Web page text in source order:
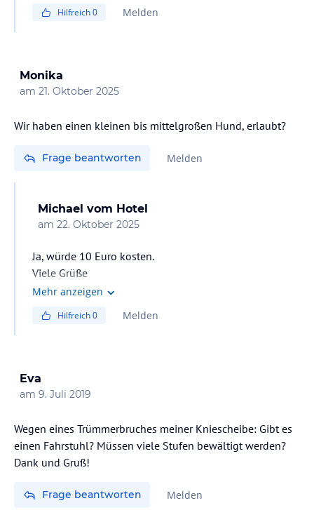
Herzliche Grüße
Hilfreich0 Melden
Monika
am 21. Oktober 2025
Wir haben einen kleinen bis mittelgroßen Hund, erlaubt?
Frage beantworten Melden
Michael vom Hotel
am 22. Oktober 2025
Ja, würde 10 Euro kosten.
Viele Grüße
Mehr anzeigen
Hilfreich0 Melden
Eva
am 9. Juli 2019
Wegen eines Trümmerbruches meiner Kniescheibe: Gibt es
einen Fahrstuhl? Müssen viele Stufen bewältigt werden?
Dank und Gruß!
Frage beantworten Melden